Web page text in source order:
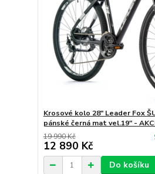
Krosové kolo 28" Leader Fox
pánské černá mat vel.19" -
19 990 Kč
12 890 Kč
Do košíku